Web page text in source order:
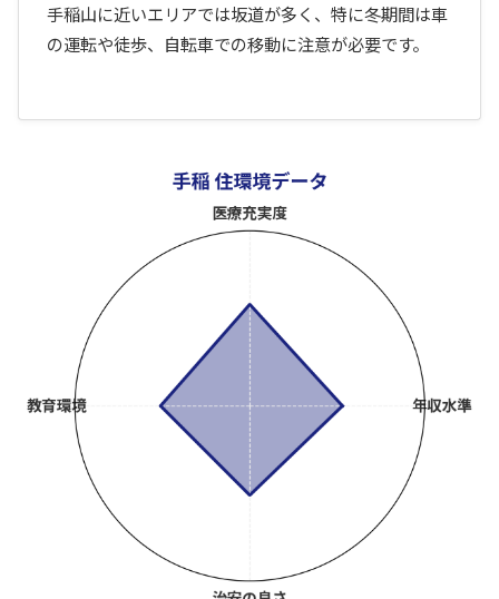
手稲山に近いエリアでは坂道が多く、特に冬期間は車
の運転や徒歩、自転車での移動に注意が必要です。